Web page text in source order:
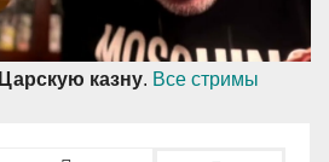
Царскую казну. Все стримы